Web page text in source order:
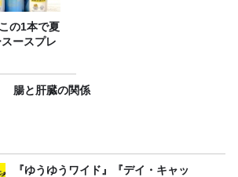
の1本で夏
ースプレ
腸と肝臓の関係
『ゆうゆうワイド』『デイ・キャッ